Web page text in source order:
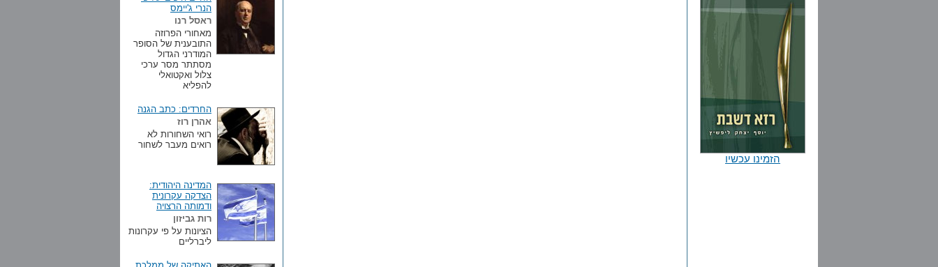
הזמינו עכשיו
הנרי ג'יימס
ראסל רנו
מאחורי הפרוזה
התובענית של הסופר
המודרני הגדול
מסתתר מסר ערכי
צלול ואקטואלי
להפליא
החרדים: כתב הגנה
אהרן רוז
רואי השחורות לא
רואים מעבר לשחור
המדינה היהודית:
הצדקה עקרונית
ודמותה הרצויה
רות גביזון
הציונות על פי עקרונות
ליברליים